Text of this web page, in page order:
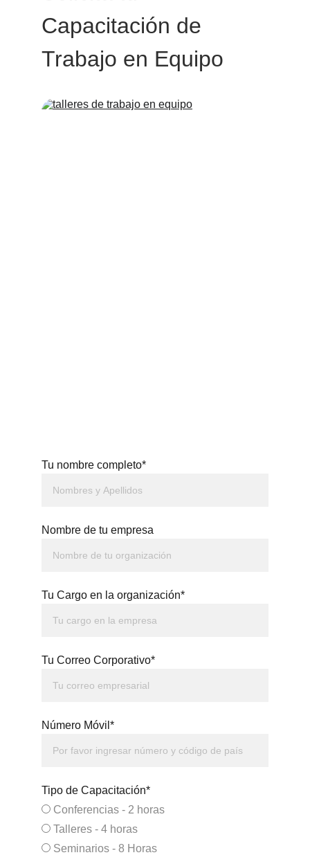
Capacitación de
Trabajo en Equipo
Tu nombre completo*
Nombre de tu empresa
Tu Cargo en la organización*
Tu Correo Corporativo*
Número Móvil*
Tipo de Capacitación*
Conferencias - 2 horas
Talleres - 4 horas
Seminarios - 8 Horas